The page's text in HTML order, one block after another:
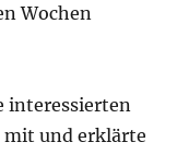
Wochen
interessierten
mit und erklärte